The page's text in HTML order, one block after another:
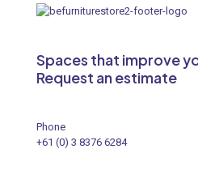
next time I comment.
Spaces that improve
Request an estimate
Phone
+61 (0) 3 8376 6284